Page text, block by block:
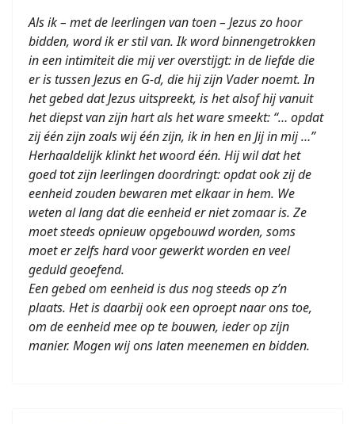
Als ik – met de leerlingen van toen – Jezus zo hoor
bidden, word ik er stil van. Ik word binnengetrokken
in een intimiteit die mij ver overstijgt: in de liefde die
er is tussen Jezus en G-d, die hij zijn Vader noemt. In
het gebed dat Jezus uitspreekt, is het alsof hij vanuit
het diepst van zijn hart als het ware smeekt: “… opdat
zij één zijn zoals wij één zijn, ik in hen en Jij in mij …”
Herhaaldelijk klinkt het woord één. Hij wil dat het
goed tot zijn leerlingen doordringt: opdat ook zij de
eenheid zouden bewaren met elkaar in hem. We
weten al lang dat die eenheid er niet zomaar is. Ze
moet steeds opnieuw opgebouwd worden, soms
moet er zelfs hard voor gewerkt worden en veel
geduld geoefend.
Een gebed om eenheid is dus nog steeds op z’n
plaats. Het is daarbij ook een oproept naar ons toe,
om de eenheid mee op te bouwen, ieder op zijn
manier. Mogen wij ons laten meenemen en bidden.